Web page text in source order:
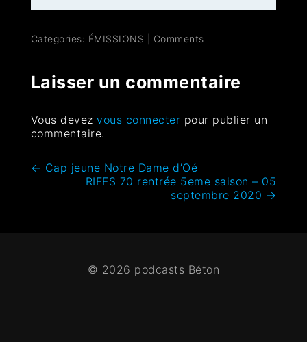
Categories: ÉMISSIONS Comments
Laisser un commentaire
Vous devezvous connecter pour publier un
commentaire.
← Cap jeune Notre Dame d’Oé
RIFFS 70 rentrée 5eme saison – 05
septembre 2020 →
© 2026 podcasts Béton